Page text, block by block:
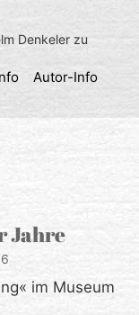
Denkeler zu
Autor-Info
Jahre
im Museum